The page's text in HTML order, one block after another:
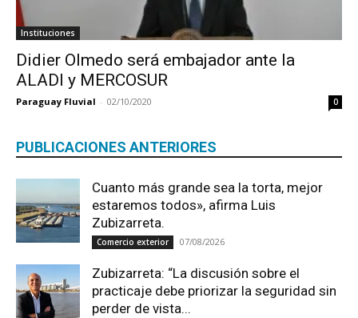
Instituciones
Didier Olmedo será embajador ante la
ALADI y MERCOSUR
Paraguay Fluvial - 02/10/2020 0
PUBLICACIONES ANTERIORES
Cuanto más grande sea la torta, mejor
estaremos todos», afirma Luis
Zubizarreta.
Comercio exterior 07/08/2026
Zubizarreta: “La discusión sobre el
practicaje debe priorizar la seguridad sin
perder de vista...